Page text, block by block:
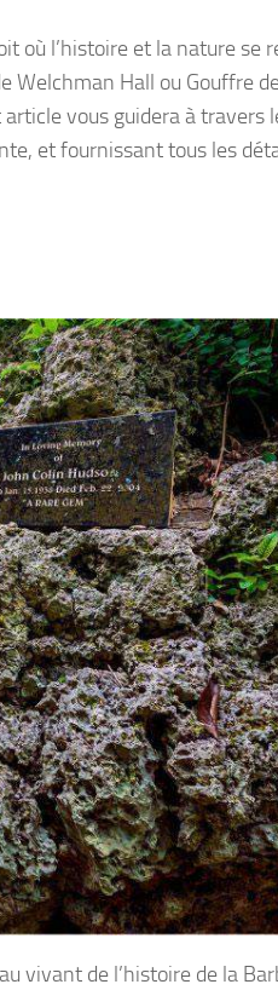
où l’histoire et la nature se
Welchman Hall ou Gouffre
vous guidera à travers
et fournissant tous les
vivant de l’histoire de la